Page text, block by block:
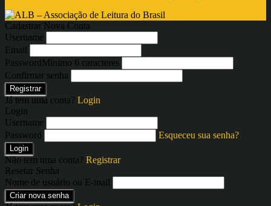
Cadastrar Nova Conta
Username
Email
PasswordMínimo 6 caracteres
Confirmar senha
Registrar
Já tem uma conta? Login
Login
Username
Password
Esqueceu sua senha?
Login
Não tem uma conta? Registrar
Resetar Senha
Nome de usuário ou E-mail
Criar nova senha